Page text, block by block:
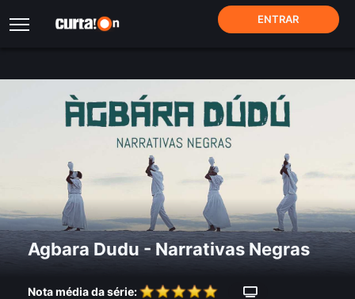
ENTRAR
Agbara Dudu - Narrativas Negras
Nota média da série: